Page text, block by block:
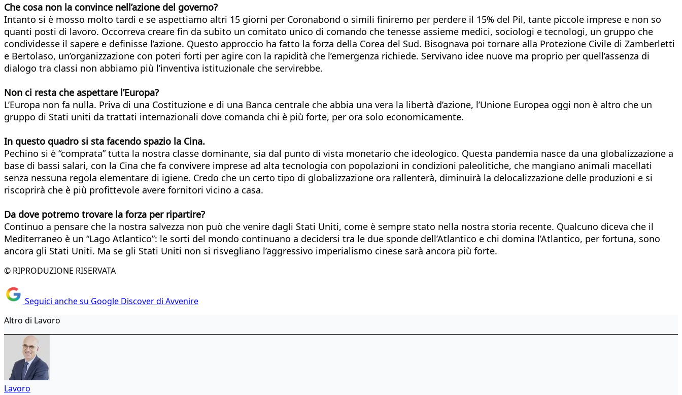
Che cosa non la convince nell’azione del governo?
Intanto si è mosso molto tardi e se aspettiamo altri 15 giorni per Coronabond o simili finiremo per perdere il 15% del Pil, tante piccole imprese e non so
quanti posti di lavoro. Occorreva creare fin da subito un comitato unico di comando che tenesse assieme medici, sociologi e tecnologi, un gruppo che
condividesse il sapere e definisse l’azione. Questo approccio ha fatto la forza della Corea del Sud. Bisognava poi tornare alla Protezione Civile di Zamberletti
e Bertolaso, un’organizzazione con poteri forti per agire con la rapidità che l’emergenza richiede. Servivano idee nuove ma proprio per quell’assenza di
dialogo tra classi non abbiamo più l’inventiva istituzionale che servirebbe.
Non ci resta che aspettare l’Europa?
L’Europa non fa nulla. Priva di una Costituzione e di una Banca centrale che abbia una vera la libertà d’azione, l’Unione Europea oggi non è altro che un
gruppo di Stati uniti da trattati internazionali dove comanda chi è più forte, per ora solo economicamente.
In questo quadro si sta facendo spazio la Cina.
Pechino si è “comprata” tutta la nostra classe dominante, sia dal punto di vista monetario che ideologico. Questa pandemia nasce da una globalizzazione a
base di bassi salari, con la Cina che fa convivere imprese ad alta tecnologia con popolazioni in condizioni paleolitiche, che mangiano animali macellati
senza nessuna regola elementare di igiene. Credo che un certo tipo di globalizzazione ora rallenterà, diminuirà la delocalizzazione delle produzioni e si
riscoprirà che è più profittevole avere fornitori vicino a casa.
Da dove potremo trovare la forza per ripartire?
Continuo a pensare che la nostra salvezza non può che venire dagli Stati Uniti, come è sempre stato nella nostra storia recente. Qualcuno diceva che il
Mediterraneo è un “Lago Atlantico”: le sorti del mondo continuano a decidersi tra le due sponde dell’Atlantico e chi domina l’Atlantico, per fortuna, sono
ancora gli Stati Uniti. Ma se gli Stati Uniti non si risvegliano l’aggressivo imperialismo cinese sarà ancora più forte.
© RIPRODUZIONE RISERVATA
Seguici anche su Google Discover di Avvenire
Altro di Lavoro
Lavoro